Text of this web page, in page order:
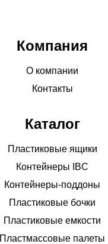
Компания
О компании
Контакты
Каталог
Пластиковые ящики
Контейнеры IBC
Контейнеры-поддоны
Пластиковые бочки
Пластиковые емкости
Пластмассовые палеты